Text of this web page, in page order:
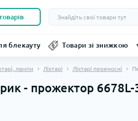
блекауту Товари зі знижкою
лампи Ліхтарі Ліхтарі переносні
- прожектор